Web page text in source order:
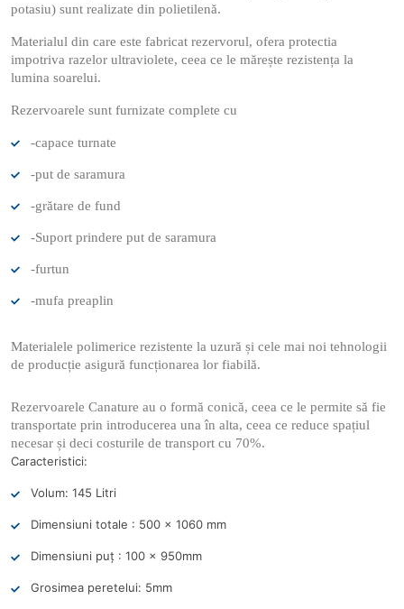
potasiu) sunt realizate din polietilenă.
Materialul din care este fabricat rezervorul, ofera protectia
impotriva razelor ultraviolete, ceea ce le mărește rezistența la
lumina soarelui.
Rezervoarele sunt furnizate complete cu
-capace turnate
-put de saramura
-grătare de fund
-Suport prindere put de saramura
-furtun
-mufa preaplin
Materialele polimerice rezistente la uzură și cele mai noi tehnologii
de producție asigură funcționarea lor fiabilă.
Rezervoarele Canature au o formă conică, ceea ce le permite să fie
transportate prin introducerea una în alta, ceea ce reduce spațiul
necesar și deci costurile de transport cu 70%.
Caracteristici:
Volum: 145 Litri
Dimensiuni totale : 500 x 1060 mm
Dimensiuni puț : 100 x 950mm
Grosimea peretelui: 5mm